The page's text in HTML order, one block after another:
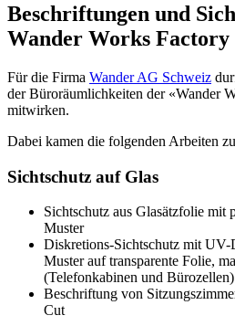
Beschriftungen und
Wander Works Factory
Für die Firma Wander AG Schweiz
der Büroräumlichkeiten der «Wander
mitwirken.
Dabei kamen die folgenden Arbeiten
Sichtschutz auf Glas
Sichtschutz aus Glasätzfolie mit
Muster
Diskretions-Sichtschutz mit
Muster auf transparente Folie,
(Telefonkabinen und Bürozellen)
Beschriftung von
Cut